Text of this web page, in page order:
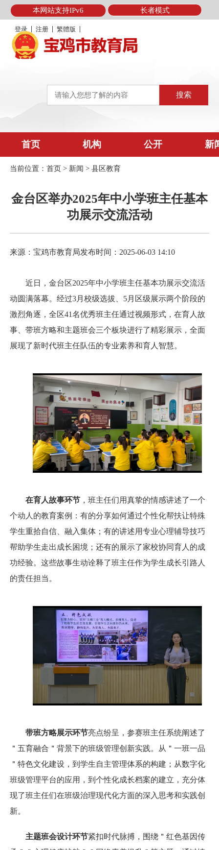
本网站支持IPv6 长者模式
登录 注册 繁體版
首页 机构 公开 新
当前位置： 首页 > 新闻 > 县区教育
金台区举办2025年中小学班主任基本
功展示交流活动
来源：宝鸡市教育局发布时间：2025-06-03 14:10
近日，金台区2025年中小学班主任基本功展示交流活
动圆满落幕。经过3月校级选拔、5月区级展示两个阶段的
激烈角逐，全区41名优秀班主任通过视频形式，在育人故
事、带班方略和主题班会三个板块进行了精彩展示，全面
展现了新时代班主任队伍的专业素养和育人智慧。
在育人故事环节 ，班主任们用真挚的情感讲述了一个
个动人的教育案例：有的分享如何通过个性化帮扶让特殊
学生重拾自信、融入集体；有的讲述用专业心理辅导技巧
帮助学生走出成长困境；还有的展示了家校协同育人的成
功经验。这些故事生动诠释了班主任作为学生成长引路人
的责任担当。
带班方略展示环节亮点纷呈，参赛班主任系统阐述了
＂五育融合＂背景下的班级管理创新实践。从＂一班一品
＂特色文化建设，到学生自主管理体系的构建；从数字化
班级管理平台的应用，到个性化成长档案的建立，充分体
现了班主任们在班级治理现代化方面的深入思考和实践创
新。
主题班会设计环节紧扣时代脉搏，围绕＂红色基因传